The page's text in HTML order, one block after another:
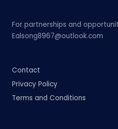
For partnerships and
Ealsong8967@outlook.com
Contact
Privacy Policy
Terms and Conditions